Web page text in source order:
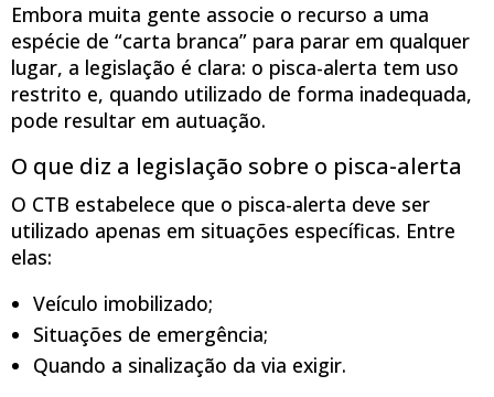
Embora muita gente associe o recurso a uma
espécie de “carta branca” para parar em qualquer
lugar, a legislação é clara: o pisca-alerta tem uso
restrito e, quando utilizado de forma inadequada,
pode resultar em autuação.
O que diz a legislação sobre o pisca-alerta
O CTB estabelece que o pisca-alerta deve ser
utilizado apenas em situações específicas. Entre
elas:
Veículo imobilizado;
Situações de emergência;
Quando a sinalização da via exigir.